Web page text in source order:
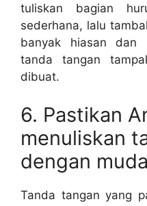
tuliskan bagian
sederhana, lalu
banyak hiasan dan
tanda tangan
dibuat.
6. Pastikan
menuliskan
dengan
Tanda tangan yang